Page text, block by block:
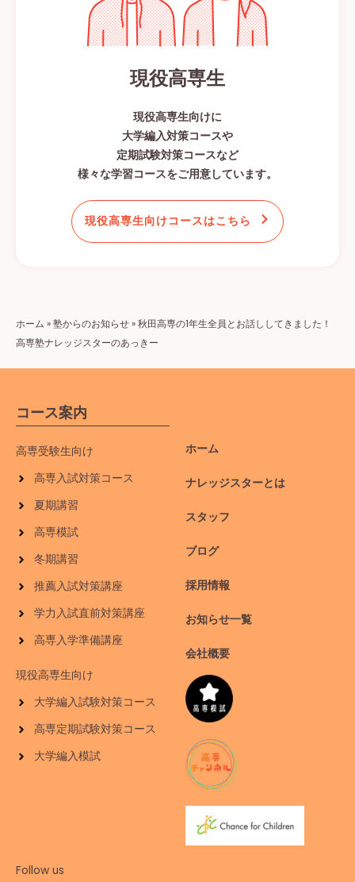
現役高専生
現役高専生向けに
大学編入対策コースや
定期試験対策コースなど
様々な学習コースをご用意しています。
現役高専生向けコースはこちら
ホーム »塾からのお知らせ»秋田高専の1年生全員とお話ししてきました！
高専塾ナレッジスターのあっきー
コース案内
高専受験生向け
高専入試対策コース
夏期講習
高専模試
冬期講習
推薦入試対策講座
学力入試直前対策講座
高専入学準備講座
現役高専生向け
大学編入試験対策コース
高専定期試験対策コース
大学編入模試
ホーム
ナレッジスターとは
スタッフ
ブログ
採用情報
お知らせ一覧
会社概要
Follow us